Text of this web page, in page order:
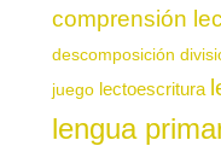
comprensión
descomposición
juego lectoescritura
lengua